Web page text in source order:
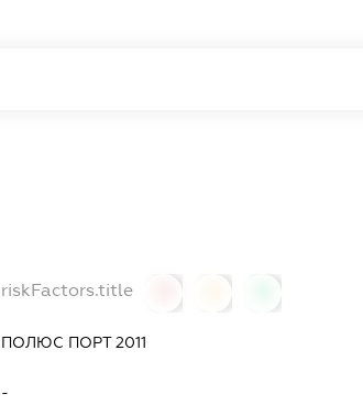
riskFactors.title
ПОЛЮС ПОРТ 2011
-